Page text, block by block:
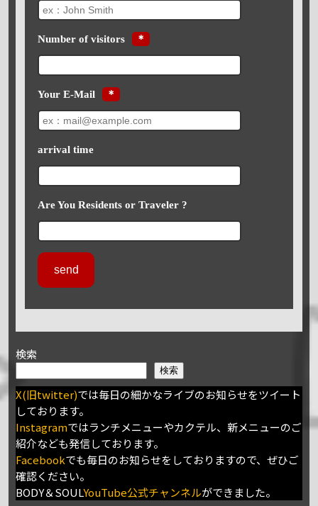
Number of visitors ＊
Your E-Mail ＊
arrival time
Are You Residents or Traveler ?
検索
検索
X(旧twitter)では毎日の細かなライブのお知らせをツイート
しております。
Instagramではランチメニューやカクテル、新メニューのご
紹介なども発信しております。
Facebookでも毎日のお知らせをしておりますので、ぜひご
確認ください。
BODY＆SOULYouTube公式チャンネルができました。